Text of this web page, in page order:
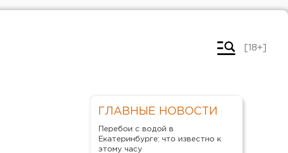
[18+]
ГЛАВНЫЕ НОВОСТИ
Перебои с водой в
Екатеринбурге: что известно к
этому часу